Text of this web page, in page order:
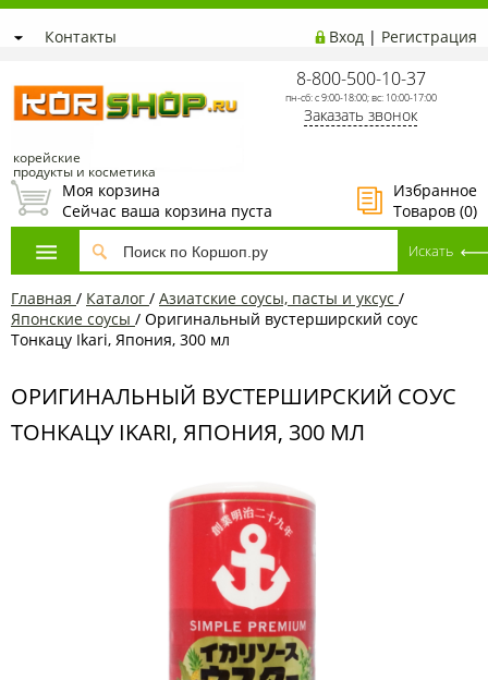
Контакты Вход | Регистрация
корейские
продукты и косметика
8-800-500-10-37
пн-сб: с 9:00-18:00; вс: 10:00-17:00
Заказать звонок
Избранное
Товаров (0)
Моя корзина
Сейчас ваша корзина пуста
Главная / Каталог / Азиатские соусы, пасты и уксус /
Японские соусы / Оригинальный вустерширский соус
Тонкацу Ikari, Япония, 300 мл
ОРИГИНАЛЬНЫЙ ВУСТЕРШИРСКИЙ СОУС
ТОНКАЦУ IKARI, ЯПОНИЯ, 300 МЛ